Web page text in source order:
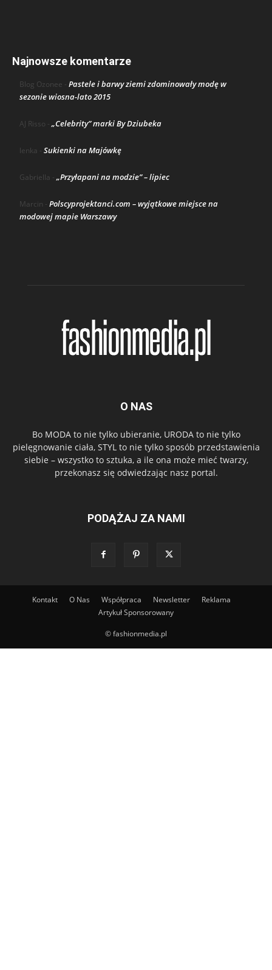
Najnowsze komentarze
Blog Ozonee - Pastele i barwy ziemi zdominowały modę w
sezonie wiosna-lato 2015
AJ Risso - „Celebrity” marki By Dziubeka
lenka - Sukienki na Majówkę
Gabriella - „Przyłapani na modzie” – lipiec
Marcin - Polscyprojektanci.com – wyjątkowe miejsce na
modowej mapie Warszawy
O NAS
Bo MODA to nie tylko ubieranie, URODA to nie tylko
pielęgnowanie ciała, STYL to nie tylko sposób przedstawienia
siebie – wszystko to sztuka, a ile ona może mieć twarzy,
przekonasz się odwiedzając nasz portal.
PODĄŻAJ ZA NAMI
Kontakt O Nas Współpraca Newsletter
Reklama
Artykuł Sponsorowany
© fashionmedia.pl